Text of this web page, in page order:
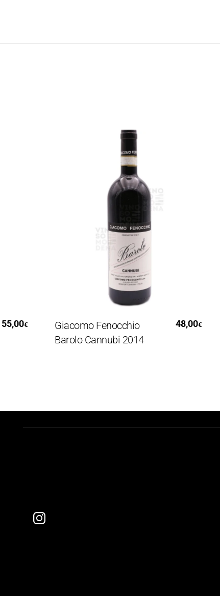
€
Giacomo Fenocchio
Barolo Cannubi 2014
48,00€